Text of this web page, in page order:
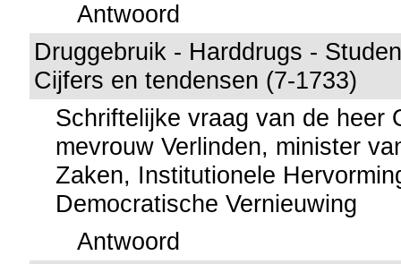
Antwoord
Druggebruik - Harddrugs -
Cijfers en tendensen (7-1733)
Schriftelijke vraag van de heer
mevrouw Verlinden, minister
Zaken, Institutionele
Democratische Vernieuwing
Antwoord